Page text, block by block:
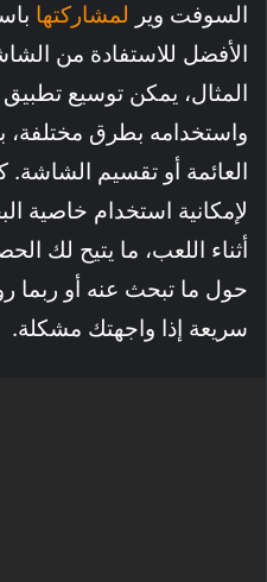
السوفت وير لمشاركتها
الأفضل للاستفادة من
واستخدامه بطرق مختلفة،
العائمة أو تقسيم
أثناء اللعب، ما يتيح لك
حول ما تبحث عنه أو ربما
سريعة إذا واجهتك مشكلة.